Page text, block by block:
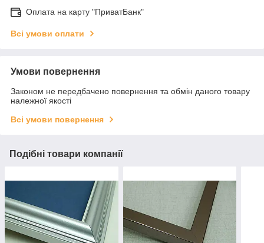
Оплата на карту "ПриватБанк"
Всі умови оплати
Умови повернення
Законом не передбачено повернення та обмін даного товару
належної якості
Всі умови повернення
Подібні товари компанії